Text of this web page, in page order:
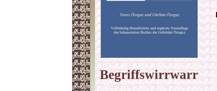
Begriffswirrwarr